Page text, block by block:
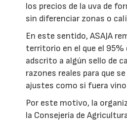
los precios de la uva de
sin diferenciar zonas o
En este sentido, ASAJA
territorio en el que el 95%
adscrito a algún sello de
razones reales para que
ajustes como si fuera vino
Por este motivo, la
la Consejería de